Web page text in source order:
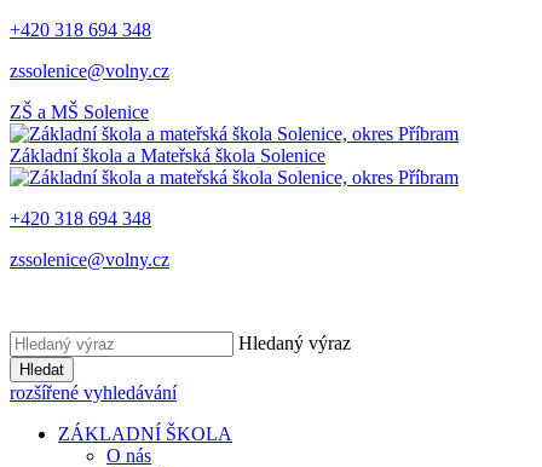
+420 318 694 348
zssolenice@volny.cz
ZŠ a MŠ Solenice
Základní škola a Mateřská škola Solenice
+420 318 694 348
zssolenice@volny.cz
Hledaný výraz
Hledat
rozšířené vyhledávání
ZÁKLADNÍ ŠKOLA
O nás